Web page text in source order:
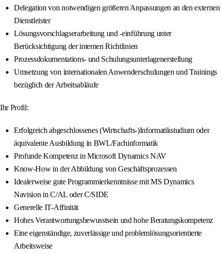
Delegation von notwendigen größeren Anpassungen an den externen
Dienstleister
Lösungsvorschlagserarbeitung und -einführung unter
Berücksichtigung der internen Richtlinien
Prozessdokumentations- und Schulungsunterlagenerstellung
Umsetzung von internationalen Anwenderschulungen und Trainings
bezüglich der Arbeitsabläufe
Ihr Profil:
Erfolgreich abgeschlossenes (Wirtschafts-)Informatikstudium oder
äquivalente Ausbildung in BWL/Fachinformatik
Profunde Kompetenz in Microsoft Dynamics NAV
Know-How in der Abbildung von Geschäftsprozessen
Idealerweise gute Programmierkenntnisse mit MS Dynamics
Navision in C/AL oder C/SIDE
Generelle IT-Affinität
Hohes Verantwortungsbewusstsein und hohe Beratungskompetenz
Eine eigenständige, zuverlässige und problemlösungsorientierte
Arbeitsweise